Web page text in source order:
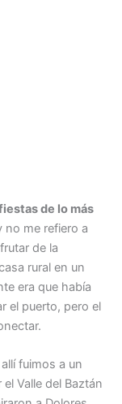
de lo más
no me refiero a
de la
rural en un
era que había
el puerto, pero el
fuimos a un
Valle del Baztán